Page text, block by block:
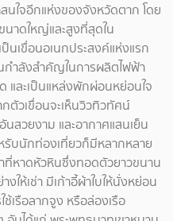
นใจอีกแห่งของจังหวัดตาก โดย
าดใหญ่และสูงที่สุดใน
ป็นเขื่อนอเนกประสงค์แห่งแรก
กำลังสำคัญในการผลิตไฟฟ้า
และเป็นแหล่งพักผ่อนหย่อนใจ
ตัวเขื่อนจะเห็นวิวทิวทัศน์
สวยงาม และอากาศแสนเย็น
บนักท่องเที่ยวก็มีหลากหลาย
ที่หาดหัวหินซึ่งทอดตัวยาวขนาน
ให้เช่า มีเก้าอี้ผ้าใบให้นั่งหย่อน
เรือลากจูง หรือล่องเรือ